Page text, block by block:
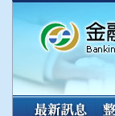
:::